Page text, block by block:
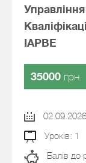
IAPBE
35000 грн.
Уроків: 1
Балів до